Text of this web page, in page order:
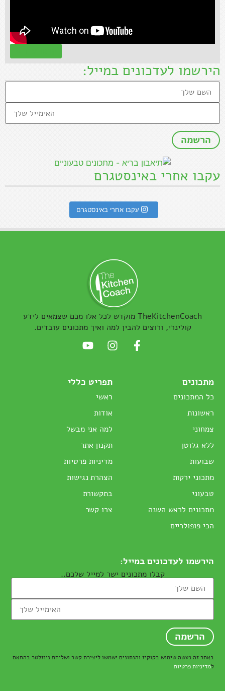
הירשמו לעדכונים במייל:
עקבו אחרי באינסטגרם
עקבו אחרי באינסטגרם
TheKitchenCoach מוקדש לכל אלו מכם שצמאים לידע
קולינרי, ורוצים להבין למה ואיך מתכונים עובדים.
מתכונים
כל המתכונים
ראשונות
צמחוני
ללא גלוטן
שבועות
מתכוני ירקות
טבעוני
מתכונים לראש השנה
הכי פופולריים
תפריט כללי
ראשי
אודות
למה אני מבשל
תקנון אתר
מדיניות פרטיות
הצהרת נגישות
בתקשורת
צרו קשר
הירשמו לעדכונים במייל:
קבלו מתכונים ישר למייל שלכם..
באתר זה נעשה שימוש בקוקיז והנתונים ישמשו ליצירת קשר ושליחת ניוזלטר בהתאם
למדיניות פרטיות